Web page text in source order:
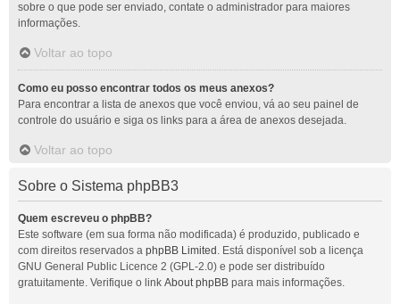
sobre o que pode ser enviado, contate o administrador para maiores
informações.
Voltar ao topo
Como eu posso encontrar todos os meus anexos?
Para encontrar a lista de anexos que você enviou, vá ao seu painel de
controle do usuário e siga os links para a área de anexos desejada.
Voltar ao topo
Sobre o Sistema phpBB3
Quem escreveu o phpBB?
Este software (em sua forma não modificada) é produzido, publicado e
com direitos reservados a phpBB Limited . Está disponível sob a licença
GNU General Public Licence 2 (GPL-2.0) e pode ser distribuído
gratuitamente. Verifique o link About phpBB para mais informações.